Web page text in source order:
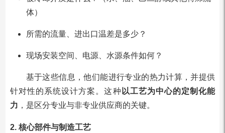
体）
所需的流量、进出口温差是多少？
现场安装空间、电源、水源条件如何？
基于这些信息，他们能进行专业的热力计算，并提供
针对性的系统设计方案。这种 以工艺为中心的定制化能
力 ，是区分专业与非专业供应商的关键。
2. 核心部件与制造工艺